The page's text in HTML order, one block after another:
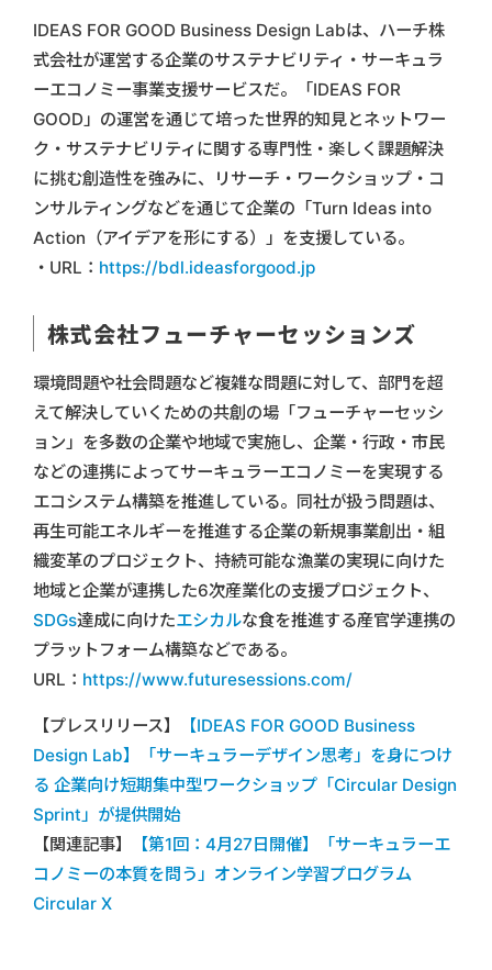
IDEAS FOR GOOD Business Design Labは、ハーチ株
式会社が運営する企業のサステナビリティ・サーキュラ
ーエコノミー事業支援サービスだ。「IDEAS FOR
GOOD」の運営を通じて培った世界的知見とネットワー
ク・サステナビリティに関する専門性・楽しく課題解決
に挑む創造性を強みに、リサーチ・ワークショップ・コ
ンサルティングなどを通じて企業の「Turn Ideas into
Action（アイデアを形にする）」を支援している。
・URL： https://bdl.ideasforgood.jp
株式会社フューチャーセッションズ
環境問題や社会問題など複雑な問題に対して、部門を超
えて解決していくための共創の場「フューチャーセッシ
ョン」を多数の企業や地域で実施し、企業・行政・市民
などの連携によってサーキュラーエコノミーを実現する
エコシステム構築を推進している。同社が扱う問題は、
再生可能エネルギーを推進する企業の新規事業創出・組
織変革のプロジェクト、持続可能な漁業の実現に向けた
地域と企業が連携した6次産業化の支援プロジェクト、
SDGs達成に向けたエシカルな食を推進する産官学連携の
プラットフォーム構築などである。
URL： https://www.futuresessions.com/
【プレスリリース】
【IDEAS FOR GOOD Business
Design Lab】「サーキュラーデザイン思考」を身につけ
る 企業向け短期集中型ワークショップ「Circular Design
Sprint」が提供開始
【関連記事】
【第1回：4月27日開催】「サーキュラーエ
コノミーの本質を問う」オンライン学習プログラム
Circular X